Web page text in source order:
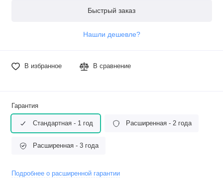
Быстрый заказ
Нашли дешевле?
В избранное В сравнение
Гарантия
Стандартная - 1 год Расширенная - 2 года
Расширенная - 3 года
Подробнее о расширенной гарантии